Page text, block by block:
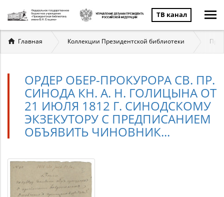
ТВ канал
Вы
здесь
Главная Коллекции Президентской библиотеки
ОРДЕР ОБЕР-ПРОКУРОРА СВ. ПР.
СИНОДА КН. А. Н. ГОЛИЦЫНА ОТ
21 ИЮЛЯ 1812 Г. СИНОДСКОМУ
ЭКЗЕКУТОРУ С ПРЕДПИСАНИЕМ
ОБЪЯВИТЬ ЧИНОВНИК...